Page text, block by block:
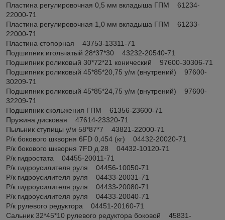
Пластина регулировочная 0,5 мм вкладыша ГПМ 61234-
22000-71
Пластина регулировочная 1,0 мм вкладыша ГПМ 61233-
22000-71
Пластина стопорная 43753-13311-71
Подшипник игольчатый 28*37*30 43232-20540-71
Подшипник роликовый 30*72*21 конический 97600-30306-71
Подшипник роликовый 45*85*20,75 у/м (внутрений) 97600-
30209-71
Подшипник роликовый 45*85*24,75 у/м (внутрений) 97600-
32209-71
Подшипник скольжения ГПМ 61356-23600-71
Пружина дисковая 47614-23320-71
Пыльник ступицы у/м 58*87*7 43821-22000-71
Р/к бокового шкворня 6FD 0,454 (кг) 04432-20020-71
Р/к бокового шкворня 7FD д.28 04432-10120-71
Р/к гидростата 04455-20011-71
Р/к гидроусилителя руля 04456-10050-71
Р/к гидроусилителя руля 04433-20031-71
Р/к гидроусилителя руля 04433-20080-71
Р/к гидроусилителя руля 04433-20040-71
Р/к рулевого редуктора 04451-20160-71
Сальник 32*45*10 рулевого редуктора боковой 45831-